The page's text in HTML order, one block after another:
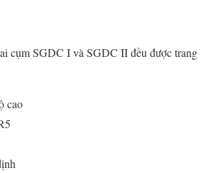
cụm SGDC I và SGDC II đều được trang
cao